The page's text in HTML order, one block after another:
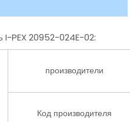
I-PEX 20952-024E-02:
производители
Код производителя